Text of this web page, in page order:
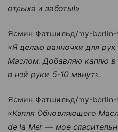
отдыха и заботы!»
Ясмин Фатшильд/my-berlin-
«Я делаю ванночки для
Маслом. Добавляю каплю
в ней руки 5-10 минут».
Ясмин Фатшильд/my-berlin-
«Капля Обновляющего
de la Mer — мое